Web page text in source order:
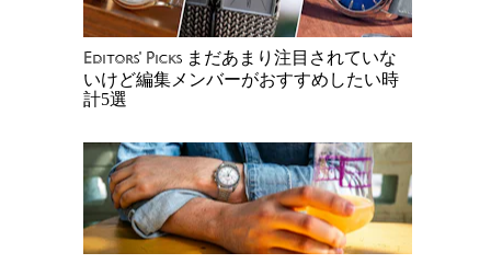
Editors' Picks まだあまり注目されていな
いけど編集メンバーがおすすめしたい時
計5選